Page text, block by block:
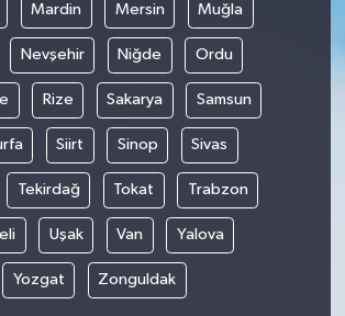
Mardin Mersin Muğla
Nevşehir Niğde Ordu
Rize Sakarya Samsun
Siirt Sinop Sivas
Tekirdağ Tokat Trabzon
Uşak Van Yalova
Yozgat Zonguldak